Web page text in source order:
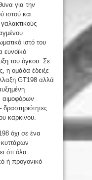
για την
ιστού και
ιστό του
ευνοϊκό
του όγκου. Σε
η ομάδα έδειξε
GT198 αλλά
αιμοφόρων
καρκίνου.
όχι σε ένα
ότι όλα
ή προγονικό